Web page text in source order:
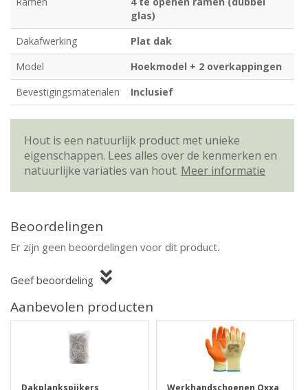
glas)
Dakafwerking
Plat dak
Model
Hoekmodel + 2 overkappingen
Bevestigingsmaterialen
Inclusief
Hout is een natuurlijk product met unieke
eigenschappen. Lees alles over de kenmerken en
natuurlijke variaties van hout. Meer informatie
Beoordelingen
Er zijn geen beoordelingen voor dit product.
Geef beoordeling
Aanbevolen producten
Dakplankspijkers Werkhandschoenen Oxxa